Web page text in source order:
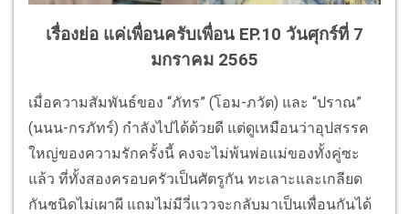
เรื่องย่อ แค่เพื่อนครับเพื่อน EP.10 วันศุกร์ที่ 7
มกราคม 2565
เมื่อความสัมพันธ์ของ “ภัทร” (โอม-ภวัต) และ “ปราณ”
(นนน-กรภัทร์) กำลังไปได้ด้วยดี แต่ดูเหมือนว่าอุปสรรค
ใหญ่ของความรักครั้งนี้ คงจะไม่พ้นพ่อแม่ของทั้งคู่ซะ
แล้ว ที่ทั้งสองครอบครัวเป็นศัตรูกัน ทะเลาะและเกลียด
กันชนิดไม่เผาผี แถมไม่มีวี่แววจะกลับมาเป็นเพื่อนกันได้